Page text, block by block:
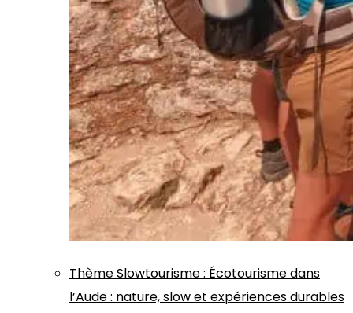
ThèmeSlowtourisme: Écotourisme dans
l’Aude : nature, slow et expériences durables